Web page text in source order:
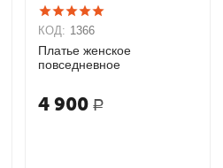
КОД: 1366
Платье женское
повседневное
4 900 Р